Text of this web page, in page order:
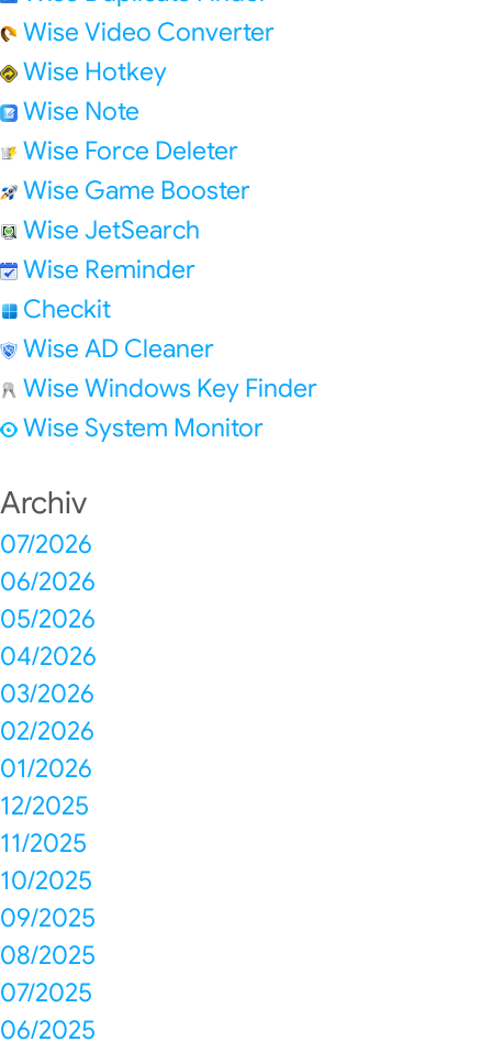
Wise Video Converter
Wise Hotkey
Wise Note
Wise Force Deleter
Wise Game Booster
Wise JetSearch
Wise Reminder
Checkit
Wise AD Cleaner
Wise Windows Key Finder
Wise System Monitor
Archiv
07/2026
06/2026
05/2026
04/2026
03/2026
02/2026
01/2026
12/2025
11/2025
10/2025
09/2025
08/2025
07/2025
06/2025